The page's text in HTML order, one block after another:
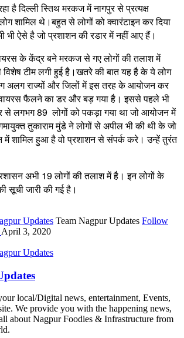
है दिल्ली स्तिथ मरकज में नागपुर से प्रत्यक्ष
शामिल थे।बहुत से लोगों को क्वारंटाइन कर दिया
भी ऐसे है जो प्रशाशन की रडार में नहीं आए हैं।
वायरस के केंद्र बने मरकज से गए लोगों की तलाश में
विशेष टीम लगी हुई है।खतरे की बात यह है के ये लोग
अलग राज्यों और जिलों में इस तरह के आयोजन कर
फैलने का डर और बड़ गया है। इससे पहले भी
से लगभग 89 लोगों को पकड़ा गया था जो आयोजन में
तुकाराम मुंडे ने लोगों से अपील भी की थी के जो
शामिल हुआ है वो प्रशाशन से संपर्क करे। उन्हें तुरंत
अभी 19 लोगों की तलाश में है। इन लोगों के
सूची जारी की गई है।
Team Nagpur Updates Follow
April 3, 2020
local/Digital news, entertainment, Events,
We provide you with the happening news,
about Nagpur Foodies & Infrastructure from